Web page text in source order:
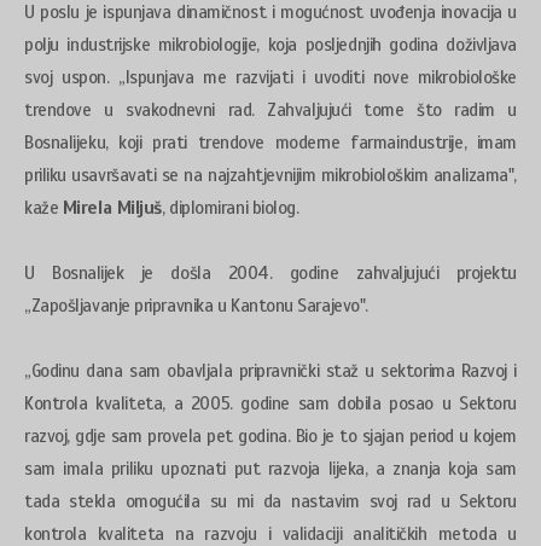
U poslu je ispunjava dinamičnost i mogućnost uvođenja inovacija u
polju industrijske mikrobiologije, koja posljednjih godina doživljava
svoj uspon. „Ispunjava me razvijati i uvoditi nove mikrobiološke
trendove u svakodnevni rad. Zahvaljujući tome što radim u
Bosnalijeku, koji prati trendove moderne farmaindustrije, imam
priliku usavršavati se na najzahtjevnijim mikrobiološkim analizama",
kaže Mirela Miljuš, diplomirani biolog.
U Bosnalijek je došla 2004. godine zahvaljujući projektu
„Zapošljavanje pripravnika u Kantonu Sarajevo".
„Godinu dana sam obavljala pripravnički staž u sektorima Razvoj i
Kontrola kvaliteta, a 2005. godine sam dobila posao u Sektoru
razvoj, gdje sam provela pet godina. Bio je to sjajan period u kojem
sam imala priliku upoznati put razvoja lijeka, a znanja koja sam
tada stekla omogućila su mi da nastavim svoj rad u Sektoru
kontrola kvaliteta na razvoju i validaciji analitičkih metoda u